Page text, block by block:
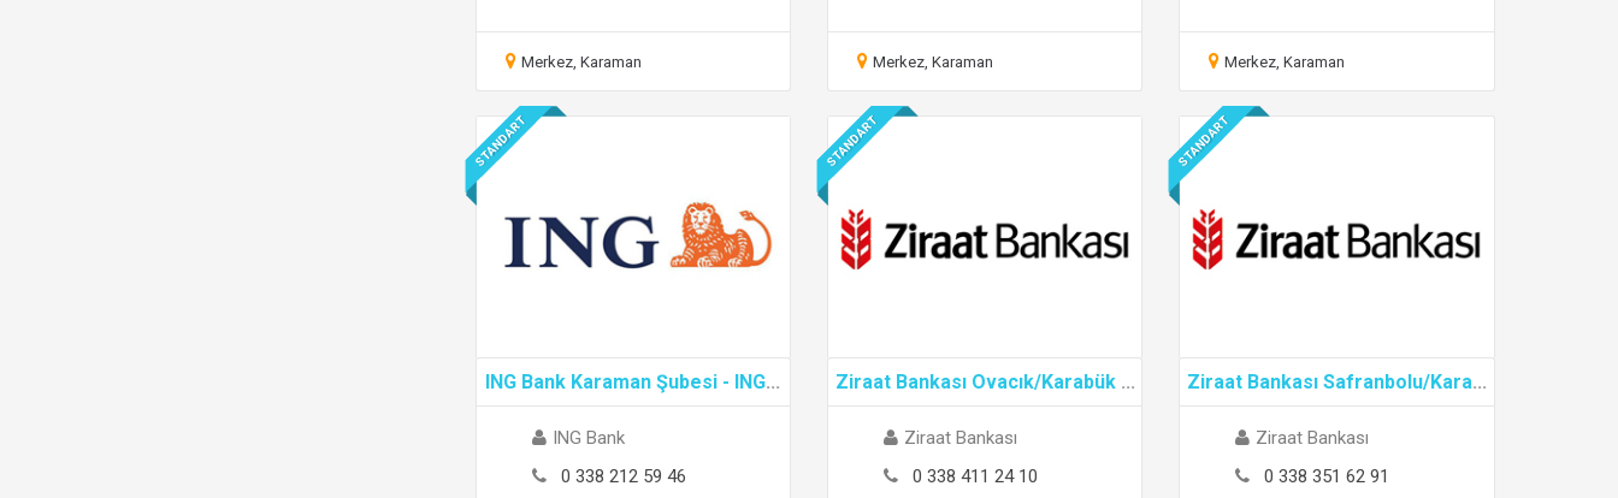
Merkez, Karaman Merkez, Karaman Merkez, Karaman
STANDART
ING Bank Karaman Şubesi - ING...
ING Bank
0 338 212 59 46
STANDART
Ziraat Bankası Ovacık/Karabük ...
Ziraat Bankası
0 338 411 24 10
STANDART
Ziraat Bankası Safranbolu/Kara...
Ziraat Bankası
0 338 351 62 91